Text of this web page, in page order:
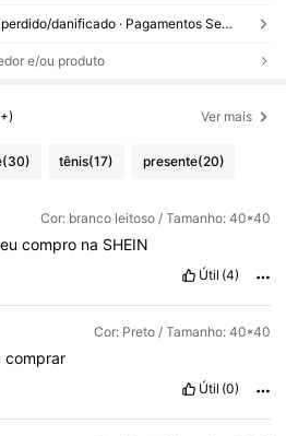
Reenviar se o item estiver perdido/danificado · Pagamentos Seguros · Proteção de privacidade
e/ou produto
Ver mais
(30) tênis(17) presente(20)
Cor: branco leitoso / Tamanho: 40*40
eu compro na SHEIN
Útil (4)
Cor: Preto / Tamanho: 40*40
comprar
Útil (0)